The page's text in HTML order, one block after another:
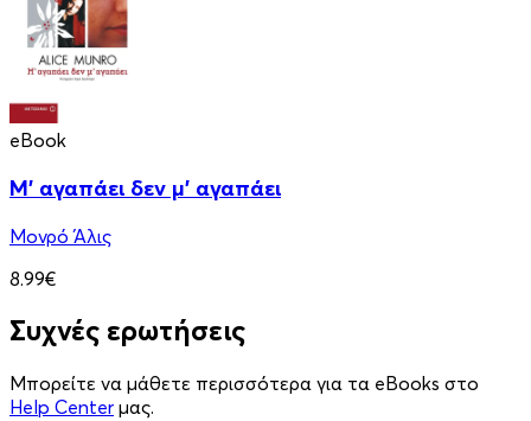
eBook
Μ' αγαπάει δεν μ' αγαπάει
Μονρό Άλις
8.99€
Συχνές ερωτήσεις
Μπορείτε να μάθετε περισσότερα για τα eBooks στο
Help Center μας.